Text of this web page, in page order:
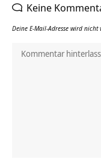
Keine
Deine E-Mail-Adresse wird